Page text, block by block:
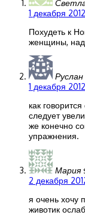
1 декабря
Похудеть к
женщины,
Руслан
1 декабря
как
следует
же конечно
упражнения.
Мария
2 декабря
я очень хочу
животик